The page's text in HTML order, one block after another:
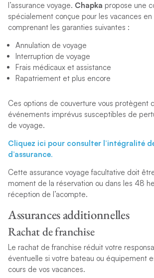
l’assurance voyage. Chapka propose une
spécialement conçue pour les vacances en
comprenant les garanties suivantes :
Annulation de voyage
Interruption de voyage
Frais médicaux et assistance
Rapatriement et plus encore
Ces options de couverture vous protègent
événements imprévus susceptibles de
de voyage.
Cliquez ici pour consulter l’intégralité
d’assurance.
Cette assurance voyage facultative doit
moment de la réservation ou dans les 48
réception de l’acompte.
Assurances additionnelles
Rachat de franchise
Le rachat de franchise réduit votre
éventuelle si votre bateau ou équipement
cours de vos vacances.